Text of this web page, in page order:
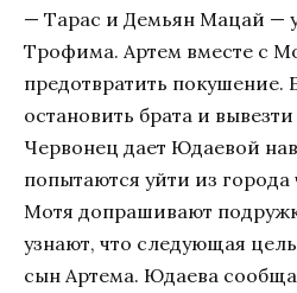
— Тарас и Демьян Мацай —
Трофима. Артем вместе с
предотвратить покушение.
остановить брата и
Червонец дает Юдаевой
попытаются уйти из города
Мотя допрашивают
узнают, что следующая
сын Артема. Юдаева